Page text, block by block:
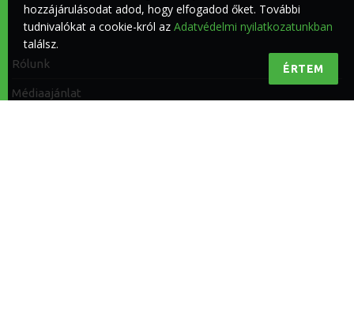
Rólunk
Médiaajánlat
hozzájárulásodat adod, hogy elfogadod őket. További
tudnivalókat a cookie-król az Adatvédelmi nyilatkozatunkban
találsz.
ÉRTEM